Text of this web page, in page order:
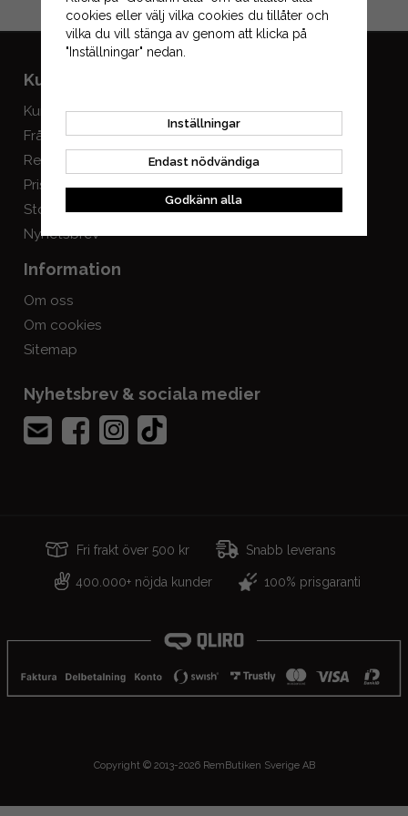
Gå till kassan
Kundservice
Kundservice
Frågor & svar
Registrera retur
Prisgaranti
Storlekstabeller
Nyhetsbrev
Logga in
Skapa konto
Information
Om oss
Om cookies
Sitemap
Nyhetsbrev & sociala medier
Fri frakt över 500 kr Snabb leverans
400.000+ nöjda kunder 100% prisgaranti
Copyright © 2013-2026 RemButiken Sverige AB
cookies eller välj vilka cookies du tillåter och
vilka du vill stänga av genom att klicka på
"Inställningar" nedan.
Inställningar
Endast nödvändiga
Godkänn alla